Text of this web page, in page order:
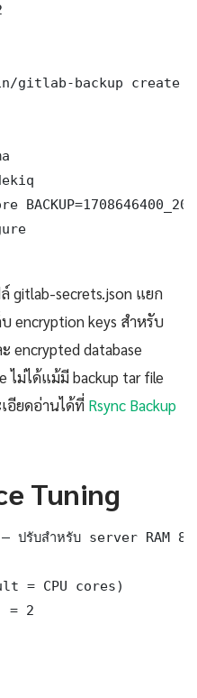
backup create
gitlab-secrets.json แยก
encryption keys สำหรับ
encrypted database
ไม่ได้แม้มี backup tar file
อียดอ่านได้ที่ Rsync Backup
Tuning
สำหรับ server RAM 8
= CPU cores)
= 2